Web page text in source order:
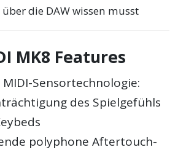
über die DAW wissen musst
MK8 Features
Sensortechnologie:
des Spielgefühls
polyphone Aftertouch-